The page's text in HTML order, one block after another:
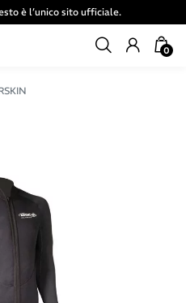
è l’unico sito ufficiale.
0